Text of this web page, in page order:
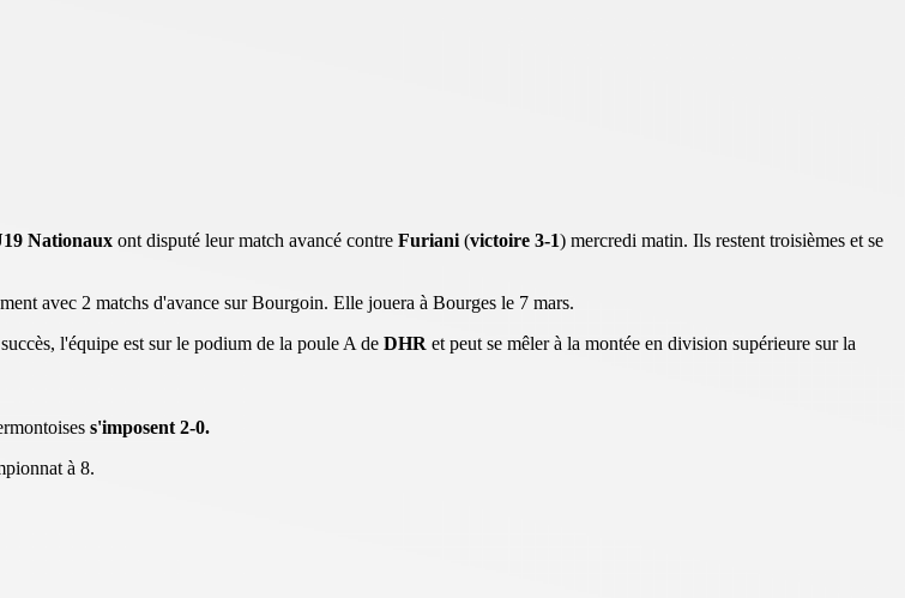
Nationaux ont disputé leur match avancé contre Furiani (victoire 3-1) mercredi matin. Ils restent troisièmes et se
avec 2 matchs d'avance sur Bourgoin. Elle jouera à Bourges le 7 mars.
l'équipe est sur le podium de la poule A de DHR et peut se mêler à la montée en division supérieure sur la
s'imposent 2-0.
à 8.